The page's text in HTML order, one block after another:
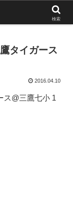
ブス！
タイガース
2016.04.10
ス@三鷹七小 1
検索